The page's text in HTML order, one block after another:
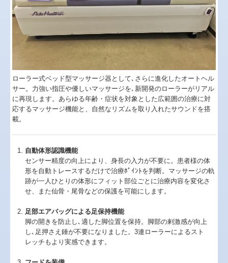
ローラー式ベッド型マッサージ器として､さらに進化したオートヘル
サー。力強い指圧や優しいマッサージを､新開発のローラーがリアル
に再現します。あらゆる年齢・症状を対象とした広範囲の治療に対
応するマッサージ機能と、自然なリズムを取り入れたサウンドを搭
載。
自動体形認識機能
センサー精度の向上により、身長の入力が不要に。患者様の体
形を自動トレースするだけで治療ﾎﾟｲﾝﾄを判断。マッサージの軌
跡が一人ひとりの体形にフィット部位ごとに治療内容を変化さ
せ、また仙骨・尾骨などの保護を可能にします。
足部エアバッグによる足保持機能
脚の開きを防止し､適した脚位置を保持。脚部の剌激感が向上
し､足押さえ錘が不要になりました。3連ローラーによるスト
レッチもより実感できます。